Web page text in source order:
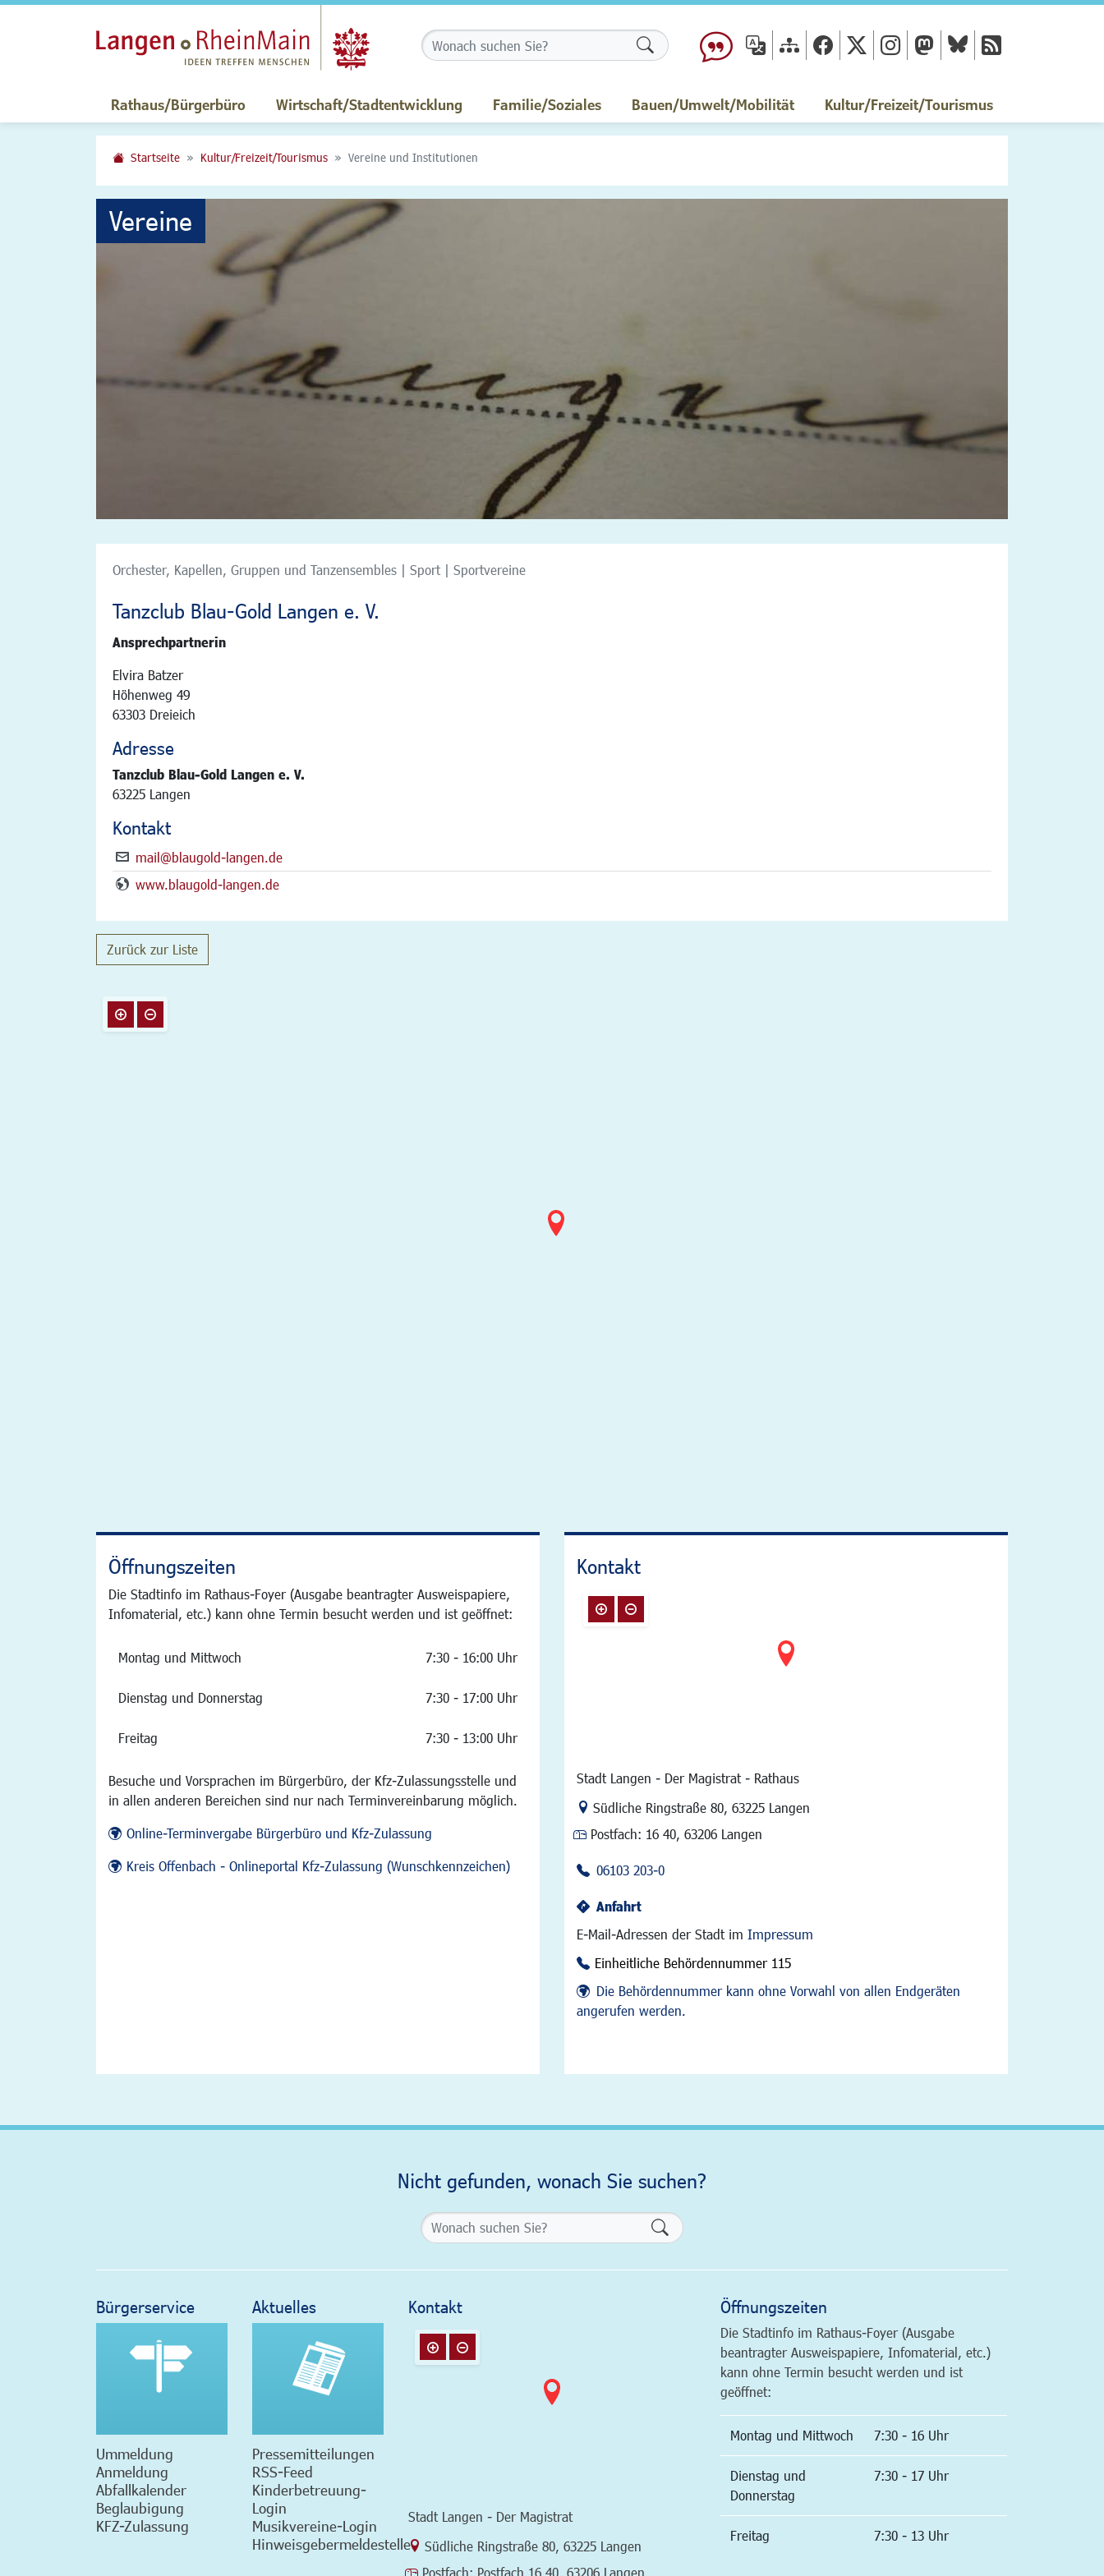
Formularschaltfläche
Rathaus/Bürgerbüro Wirtschaft/Stadtentwicklung Familie/Soziales Bauen/Umwelt/Mobilität Kultur/Freizeit/Tourismus
Startseite Kultur/Freizeit/Tourismus Vereine und Institutionen
Vereine
Orchester, Kapellen, Gruppen und Tanzensembles | Sport | Sportvereine
Tanzclub Blau-Gold Langen e. V.
Ansprechpartnerin
Elvira Batzer
Höhenweg 49
63303 Dreieich
Adresse
Tanzclub Blau-Gold Langen e. V.
63225 Langen
Kontakt
mail@blaugold-langen.de
www.blaugold-langen.de
Zurück zur Liste
Öffnungszeiten
Die Stadtinfo im Rathaus-Foyer (Ausgabe beantragter Ausweispapiere,
Infomaterial, etc.) kann ohne Termin besucht werden und ist geöffnet:
Montag und Mittwoch 7:30 - 16:00 Uhr
Dienstag und Donnerstag 7:30 - 17:00 Uhr
Freitag 7:30 - 13:00 Uhr
Besuche und Vorsprachen im Bürgerbüro, der Kfz-Zulassungsstelle und
in allen anderen Bereichen sind nur nach Terminvereinbarung möglich.
Online-Terminvergabe Bürgerbüro und Kfz-Zulassung
Kreis Offenbach - Onlineportal Kfz-Zulassung (Wunschkennzeichen)
Kontakt
Stadt Langen - Der Magistrat - Rathaus
Link zur Google-Maps Navigation
Südliche Ringstraße 80, 63225 Langen
Postfach: 16 40, 63206 Langen
06103 203-0
Anfahrt
E-Mail-Adressen der Stadt im Impressum
Einheitliche Behördennummer 115
Die Behördennummer kann ohne Vorwahl von allen Endgeräten
angerufen werden.
Nicht gefunden, wonach Sie suchen?
Formularschaltfläche
Bürgerservice
Ummeldung
Anmeldung
Abfallkalender
Beglaubigung
KFZ-Zulassung
Aktuelles
Pressemitteilungen
RSS-Feed
Kinderbetreuung-
Login
Musikvereine-Login
Hinweisgebermeldestelle
Kontakt
Stadt Langen - Der Magistrat
Link zur Google-Maps Navigation
Südliche Ringstraße 80 63225 Langen
Postfach: Postfach 16 40, 63206 Langen
Öffnungszeiten
Die Stadtinfo im Rathaus-Foyer (Ausgabe
beantragter Ausweispapiere, Infomaterial, etc.)
kann ohne Termin besucht werden und ist
geöffnet:
Montag und Mittwoch 7:30 - 16 Uhr
Dienstag und
Donnerstag
7:30 - 17 Uhr
Freitag 7:30 - 13 Uhr